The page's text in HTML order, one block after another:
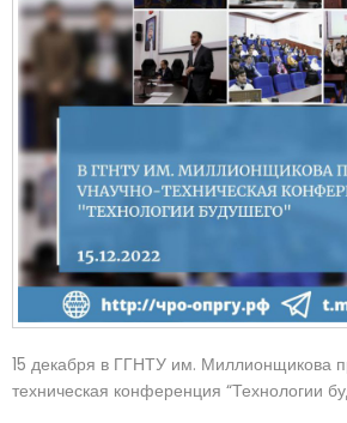
15 декабря в ГГНТУ им. Миллионщикова
техническая конференция “Технологии